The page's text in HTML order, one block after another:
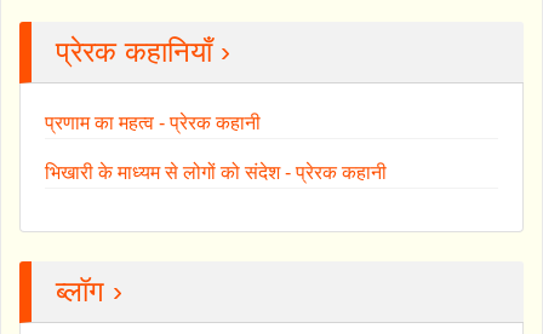
प्रेरक कहानियाँ ›
प्रणाम का महत्व - प्रेरक कहानी
भिखारी के माध्यम से लोगों को संदेश - प्रेरक कहानी
ब्लॉग ›